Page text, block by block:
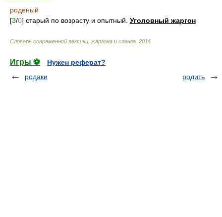
роденый
[3/0] старый по возрасту и опытный. Уголовный жаргон
Cловарь современной лексики, жаргона и сленга 2014
Игры ⚽
Нужен реферат?
родаки
родить